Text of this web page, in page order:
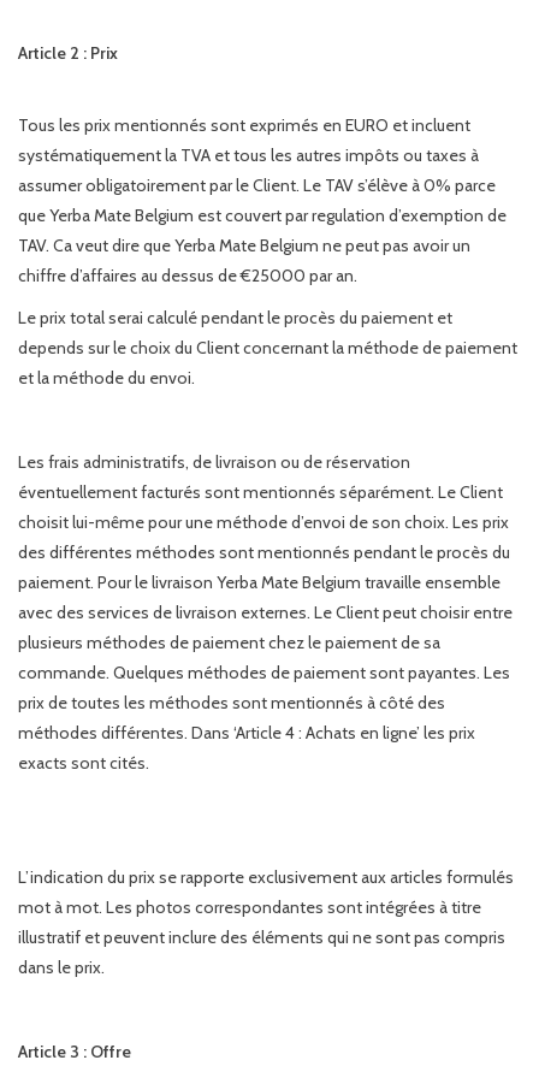
Article 2 : Prix
Tous les prix mentionnés sont exprimés en EURO et incluent
systématiquement la TVA et tous les autres impôts ou taxes à
assumer obligatoirement par le Client. Le TAV s’élève à 0% parce
que Yerba Mate Belgium est couvert par regulation d’exemption de
TAV. Ca veut dire que Yerba Mate Belgium ne peut pas avoir un
chiffre d’affaires au dessus de €25000 par an.
Le prix total serai calculé pendant le procès du paiement et
depends sur le choix du Client concernant la méthode de paiement
et la méthode du envoi.
Les frais administratifs, de livraison ou de réservation
éventuellement facturés sont mentionnés séparément. Le Client
choisit lui-même pour une méthode d’envoi de son choix. Les prix
des différentes méthodes sont mentionnés pendant le procès du
paiement. Pour le livraison Yerba Mate Belgium travaille ensemble
avec des services de livraison externes. Le Client peut choisir entre
plusieurs méthodes de paiement chez le paiement de sa
commande. Quelques méthodes de paiement sont payantes. Les
prix de toutes les méthodes sont mentionnés à côté des
méthodes différentes. Dans ‘Article 4 : Achats en ligne’ les prix
exacts sont cités.
L’indication du prix se rapporte exclusivement aux articles formulés
mot à mot. Les photos correspondantes sont intégrées à titre
illustratif et peuvent inclure des éléments qui ne sont pas compris
dans le prix.
Article 3 : Offre